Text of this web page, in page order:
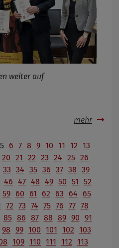
weiter auf
mehr
5 6 7 8 9 10 11 12 13
20 21 22 23 24 25 26
33 34 35 36 37 38 39
46 47 48 49 50 51
52
59 60 61 62 63 64
65
72 73 74 75 76 77 78
85 86 87 88 89 90 91
98 99 100 101 102 103
109 110 111 112 113